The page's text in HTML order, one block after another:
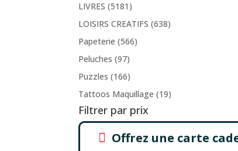
LIVRES (5181)
LOISIRS CREATIFS (638)
Papeterie (566)
Peluches (97)
Puzzles (166)
Tattoos Maquillage (19)
Filtrer par prix
 Offrez une carte